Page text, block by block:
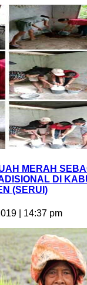
MERAH
DI
(SERUI)
| 14:37 pm